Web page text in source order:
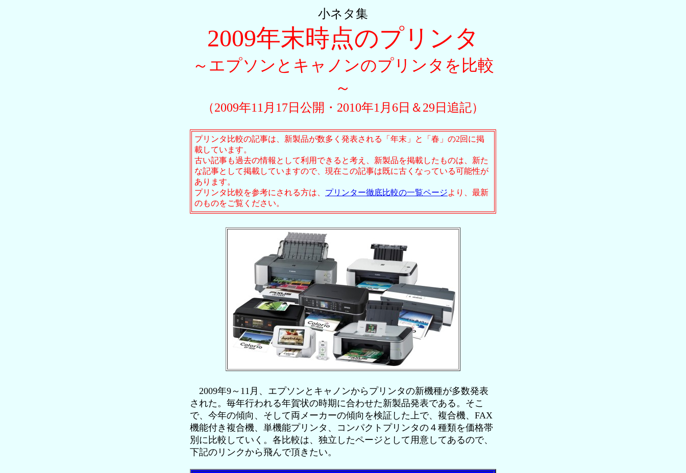
小ネタ集
2009年末時点のプリンタ
～エプソンとキャノンのプリンタを比較
～
（2009年11月17日公開・2010年1月6日＆29日追記）
プリンタ比較の記事は、新製品が数多く発表される「年末」と「春」の2回に掲
載しています。
古い記事も過去の情報として利用できると考え、新製品を掲載したものは、新た
な記事として掲載していますので、現在この記事は既に古くなっている可能性が
あります。
プリンタ比較を参考にされる方は、 プリンター徹底比較の一覧ページより、最新
のものをご覧ください。
2009年9～11月、エプソンとキャノンからプリンタの新機種が多数発表
された。毎年行われる年賀状の時期に合わせた新製品発表である。そこ
で、今年の傾向、そして両メーカーの傾向を検証した上で、複合機、FAX
機能付き複合機、単機能プリンタ、コンパクトプリンタの４種類を価格帯
別に比較していく。各比較は、独立したページとして用意してあるので、
下記のリンクから飛んで頂きたい。